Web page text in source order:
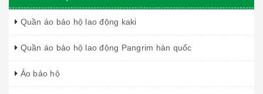
Quần áo bảo hộ lao động kaki
Quần áo bảo hộ lao động Pangrim hàn quốc
Áo bảo hộ